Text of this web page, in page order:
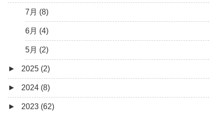
7月 (8)
6月 (4)
5月 (2)
► 2025 (2)
12月 (1)
6月 (1)
► 2024 (8)
8月 (1)
► 2023 (62)